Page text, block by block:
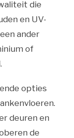
die
en UV-
ander
of
opties
deuren en
de